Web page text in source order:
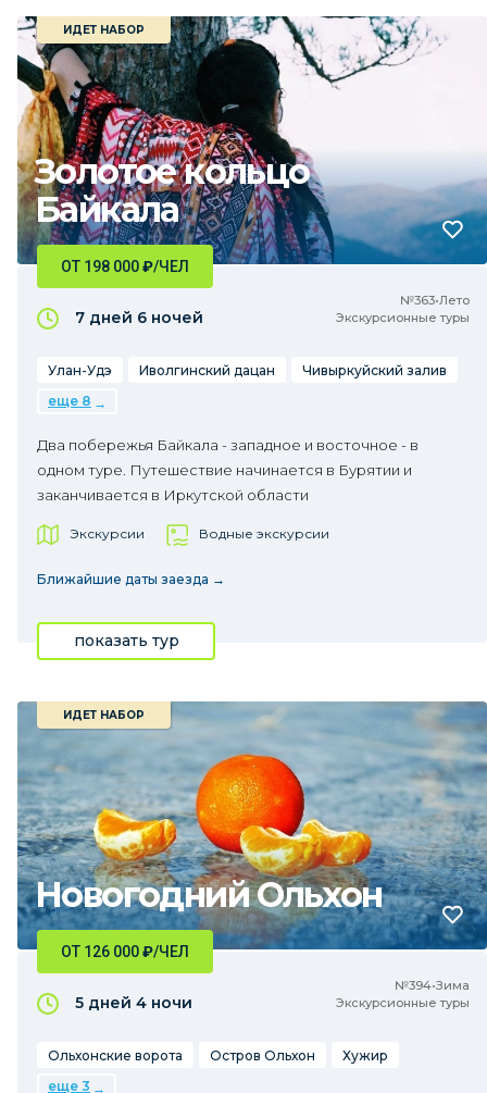
Золотое кольцо
Байкала
ИДЕТ НАБОР
№363•Лето
Экскурсионные туры
ОТ 198 000₽/ЧЕЛ
7 дней 6 ночей
Улан-Удэ Иволгинский дацан
Чивыркуйский залив
еще 8
Два побережья Байкала - западное и восточное - в
одном туре. Путешествие начинается в Бурятии и
заканчивается в Иркутской области
Экскурсии Водные экскурсии
Ближайшие даты заезда →
показать тур
Новогодний Ольхон
ИДЕТ НАБОР
№394•Зима
Экскурсионные туры
ОТ 126 000₽/ЧЕЛ
5 дней 4 ночи
Ольхонские ворота Остров Ольхон
Хужир
еще 3